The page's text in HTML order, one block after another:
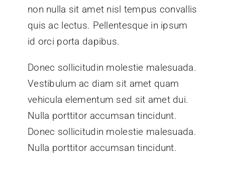
non nulla sit amet nisl tempus convallis
quis ac lectus. Pellentesque in ipsum
id orci porta dapibus.
Donec sollicitudin molestie malesuada.
Vestibulum ac diam sit amet quam
vehicula elementum sed sit amet dui.
Nulla porttitor accumsan tincidunt.
Donec sollicitudin molestie malesuada.
Nulla porttitor accumsan tincidunt.